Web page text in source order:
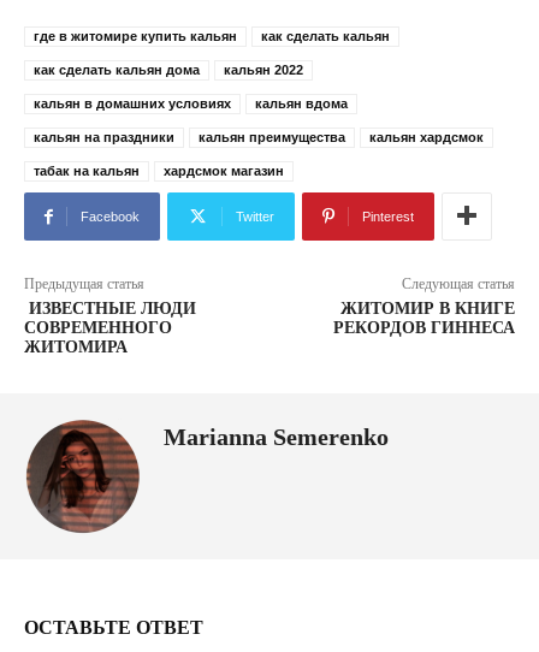
где в житомире купить кальян как сделать кальян
как сделать кальян дома кальян 2022
кальян в домашних условиях кальян вдома
кальян на праздники кальян преимущества кальян хардсмок
табак на кальян хардсмок магазин
Facebook Twitter Pinterest
Предыдущая статья
ИЗВЕСТНЫЕ ЛЮДИ
СОВРЕМЕННОГО
ЖИТОМИРА
Следующая статья
ЖИТОМИР В КНИГЕ
РЕКОРДОВ ГИННЕСА
Marianna Semerenko
ОСТАВЬТЕ ОТВЕТ